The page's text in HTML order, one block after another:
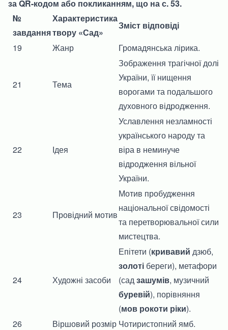
за QR-кодом або покликанням, що на с. 53.
№
завдання
Характеристика
твору «Сад»
Зміст відповіді
19
Жанр Громадянська лірика.
21 Тема
Зображення трагічної долі
України, її нищення
ворогами та подальшого
духовного відродження.
22 Ідея
Уславлення незламності
українського народу та
віра в неминуче
відродження вільної
України.
23 Провідний мотив
Мотив пробудження
національної свідомості
та перетворювальної сили
мистецтва.
24 Художні засоби
Епітети (кривавий дзюб,
золоті береги), метафори
(садзашумів, музичний
буревій), порівняння
(мов рокоти ріки).
26
Віршовий розмір Чотиристопний ямб.